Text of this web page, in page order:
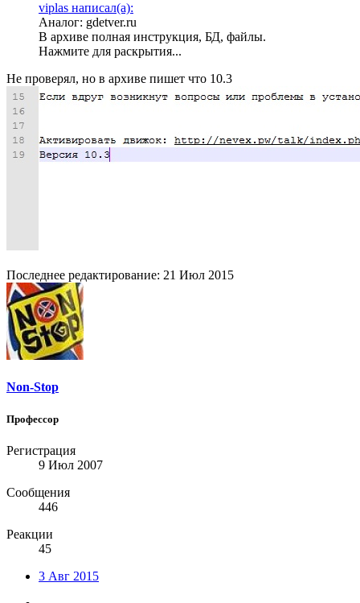
viplas написал(а):
Аналог: gdetver.ru
В архиве полная инструкция, БД, файлы.
Нажмите для раскрытия...
Не проверял, но в архиве пишет что 10.3
Последнее редактирование: 21 Июл 2015
Non-Stop
Профессор
Регистрация
9 Июл 2007
Сообщения
446
Реакции
45
3 Авг 2015